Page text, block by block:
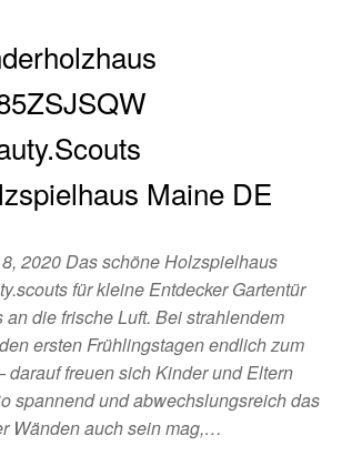
Maine DE
2020 Das schöne Holzspielhaus
für kleine Entdecker Gartentür
die frische Luft. Bei strahlendem
ersten Frühlingstagen endlich zum
darauf freuen sich Kinder und Eltern
spannend und abwechslungsreich das
Wänden auch sein mag,…